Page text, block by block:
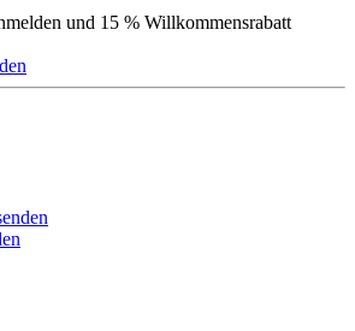
und 15 % Willkommensrabatt